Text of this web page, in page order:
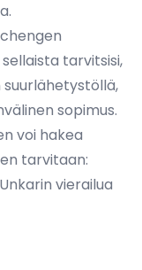
tarvitsisi,
suurlähetystöllä,
sopimus.
voi hakea
tarvitaan:
vierailua